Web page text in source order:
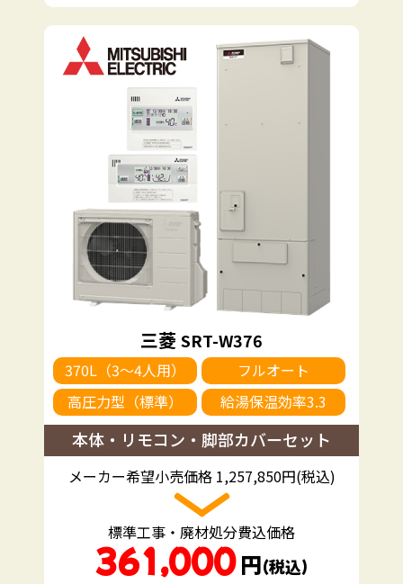
三菱 SRT-W376
370L（3～4人用）
フルオート
高圧力型（標準）
給湯保温効率3.3
本体・リモコン・脚部カバーセット
メーカー希望小売価格 1,257,850円(税込)
標準工事・廃材処分費込価格
361,000 円（税込）